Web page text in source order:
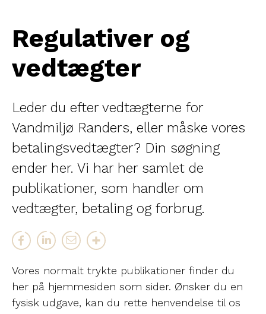
Regulativer og
vedtægter
Leder du efter vedtægterne for
Vandmiljø Randers, eller måske vores
betalingsvedtægter? Din søgning
ender her. Vi har her samlet de
publikationer, som handler om
vedtægter, betaling og forbrug.
Vores normalt trykte publikationer finder du
her på hjemmesiden som sider. Ønsker du en
fysisk udgave, kan du rette henvendelse til os